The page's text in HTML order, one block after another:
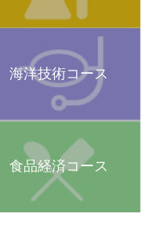
海洋技術コース
食品経済コース